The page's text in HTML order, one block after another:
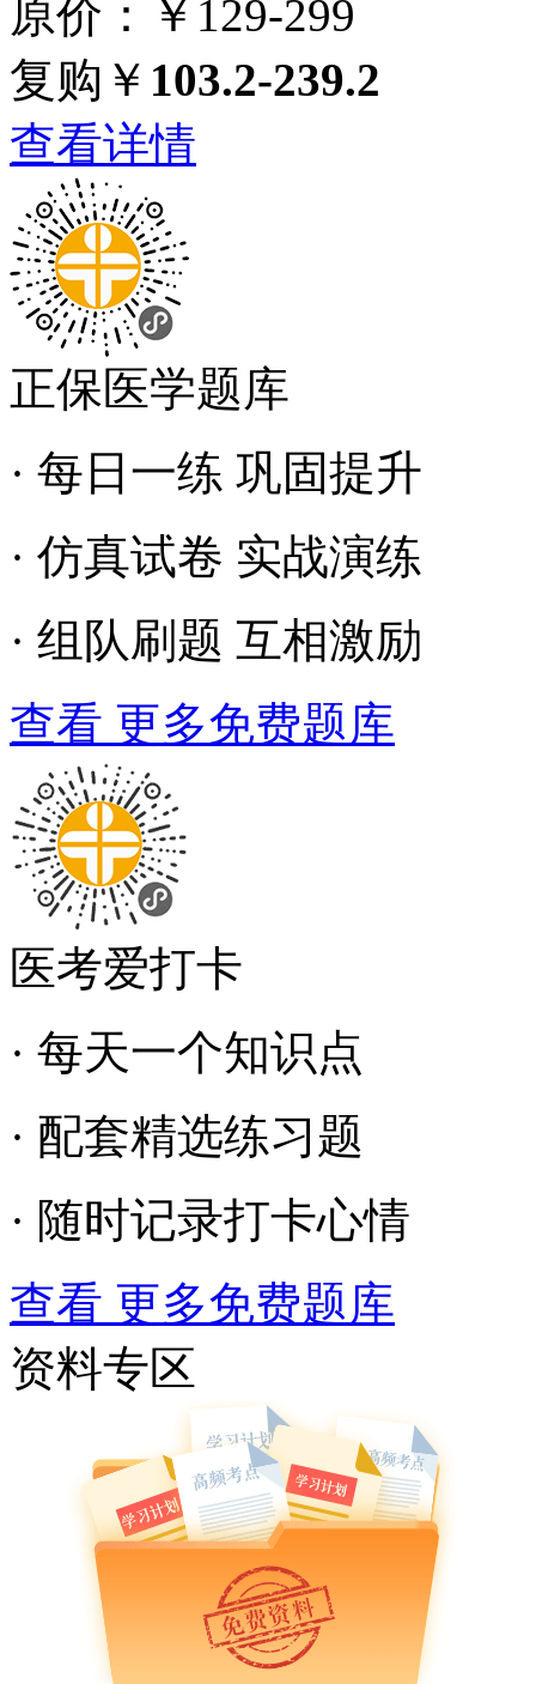
原价：￥129-299
复购￥ 103.2-239.2
查看详情
正保医学题库
· 每日一练 巩固提升
· 仿真试卷 实战演练
· 组队刷题 互相激励
查看 更多免费题库
医考爱打卡
· 每天一个知识点
· 配套精选练习题
· 随时记录打卡心情
查看 更多免费题库
资料专区